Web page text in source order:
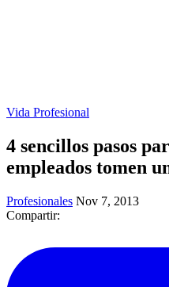
Vida Profesional
4 sencillos pasos
empleados tomen
Profesionales Nov 7, 2013
Compartir: